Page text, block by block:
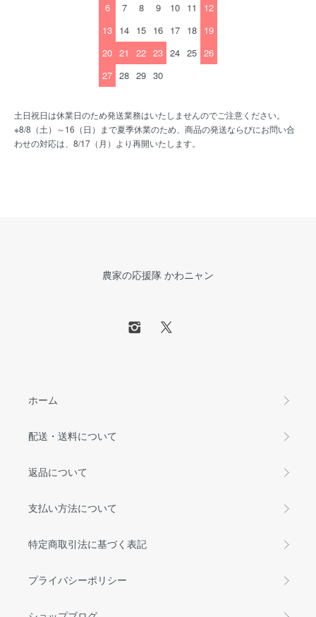
6
7 8 9 10 11
12
13 14 15 16 17 18 19
20 21 22 23 24 25 26
27 28 29 30
土日祝日は休業日のため発送業務はいたしませんのでご注意ください。
※8/8（土）～16（日）まで夏季休業のため、商品の発送ならびにお問い合
わせの対応は、8/17（月）より再開いたします。
農家の応援隊 かわニャン
ホーム
配送・送料について
返品について
支払い方法について
特定商取引法に基づく表記
プライバシーポリシー